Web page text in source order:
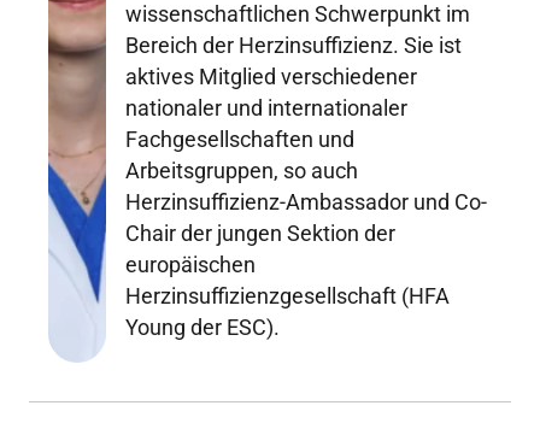
wissenschaftlichen Schwerpunkt im
Bereich der Herzinsuffizienz. Sie ist
aktives Mitglied verschiedener
nationaler und internationaler
Fachgesellschaften und
Arbeitsgruppen, so auch
Herzinsuffizienz-Ambassador und Co-
Chair der jungen Sektion der
europäischen
Herzinsuffizienzgesellschaft (HFA
Young der ESC).